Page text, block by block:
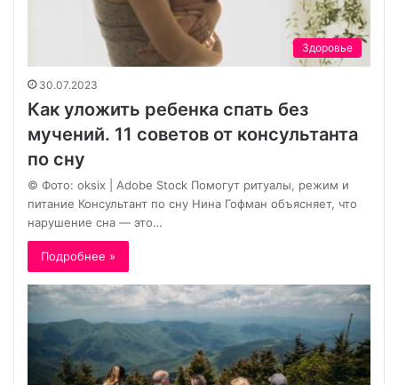
Здоровье
30.07.2023
Как уложить ребенка спать без
мучений. 11 советов от консультанта
по сну
© Фото: oksix | Adobe Stock Помогут ритуалы, режим и
питание Консультант по сну Нина Гофман объясняет, что
нарушение сна — это…
Подробнее »